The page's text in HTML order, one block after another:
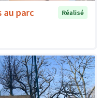
au parc
Réalisé